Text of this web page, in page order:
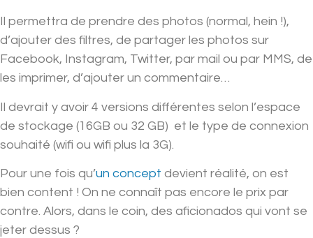
Il permettra de prendre des photos (normal, hein !),
d’ajouter des filtres, de partager les photos sur
Facebook, Instagram, Twitter, par mail ou par MMS, de
les imprimer, d’ajouter un commentaire…
Il devrait y avoir 4 versions différentes selon l’espace
de stockage (16GB ou 32 GB) et le type de connexion
souhaité (wifi ou wifi plus la 3G).
Pour une fois qu’un concept devient réalité, on est
bien content ! On ne connaît pas encore le prix par
contre. Alors, dans le coin, des aficionados qui vont se
jeter dessus ?